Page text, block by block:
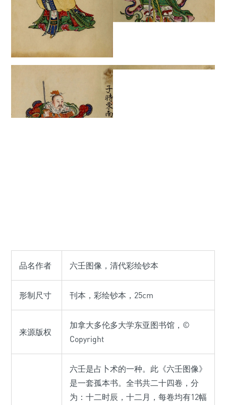
品名作者 六壬图像，清代彩绘钞本
形制尺寸 刊本，彩绘钞本，25cm
来源版权
加拿大多伦多大学东亚图书馆，©
Copyright
六壬是占卜术的一种。此《六壬图像》
是一套孤本书。全书共二十四卷，分
为：十二时辰，十二月，每卷均有12幅